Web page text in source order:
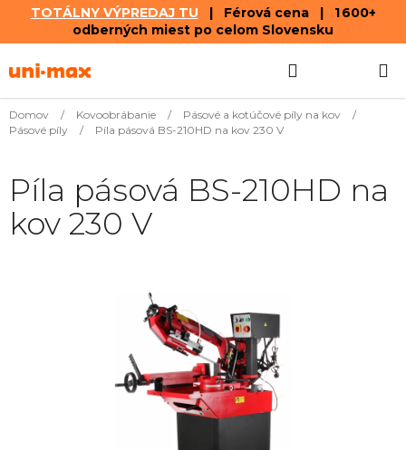
TOTÁLNY VÝPREDAJ TU | Férová cena | 1 600+
odberných miest po celom Slovensku
na
KOŠÍK
Domov / Kovoobrábanie / Pásové a kotúčové píly na kov
/
Pásové píly
/ Píla pásová BS-210HD na kov 230 V
Píla pásová BS-210HD na
kov 230 V